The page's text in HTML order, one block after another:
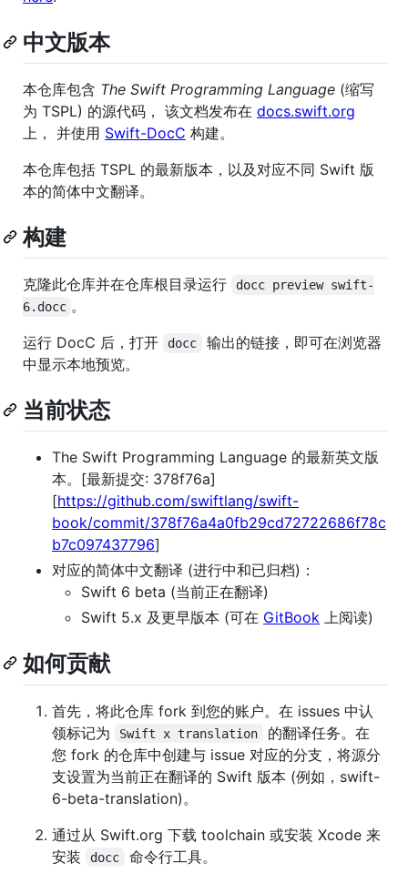
中文版本
本仓库包含 The Swift Programming Language (缩写
为 TSPL) 的源代码， 该文档发布在 docs.swift.org
上， 并使用 Swift-DocC 构建。
本仓库包括 TSPL 的最新版本，以及对应不同 Swift 版
本的简体中文翻译。
构建
克隆此仓库并在仓库根目录运行
docc preview swift-
6.docc 。
运行 DocC 后，打开
docc
输出的链接，即可在浏览器
中显示本地预览。
当前状态
The Swift Programming Language 的最新英文版
本。[最新提交: 378f76a]
[https://github.com/swiftlang/swift-
book/commit/378f76a4a0fb29cd72722686f78c
b7c097437796]
对应的简体中文翻译 (进行中和已归档)：
Swift 6 beta (当前正在翻译)
Swift 5.x 及更早版本 (可在 GitBook 上阅读)
如何贡献
首先，将此仓库 fork 到您的账户。在 issues 中认
领标记为
Swift x translation
的翻译任务。在
您 fork 的仓库中创建与 issue 对应的分支，将源分
支设置为当前正在翻译的 Swift 版本 (例如，swift-
6-beta-translation)。
通过从 Swift.org 下载 toolchain 或安装 Xcode 来
安装
docc
命令行工具。